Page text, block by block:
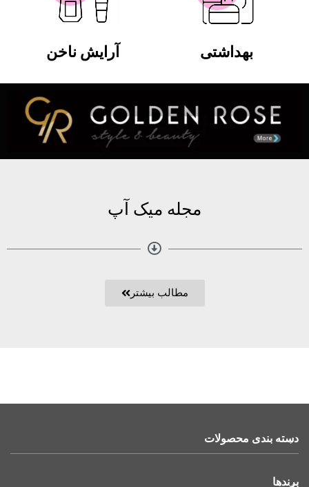
بهداشتی آرایش ناخن
مجله میک آپ
مطالب بیشتر
دسته بندی محصولات
برندها